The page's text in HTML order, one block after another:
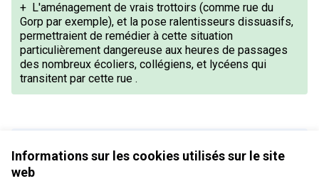
Informations sur les cookies utilisés sur le site
web
+ L'aménagement de vrais trottoirs (comme rue du
Gorp par exemple), et la pose ralentisseurs dissuasifs,
permettraient de remédier à cette situation
particulièrement dangereuse aux heures de passages
des nombreux écoliers, collégiens, et lycéens qui
transitent par cette rue .